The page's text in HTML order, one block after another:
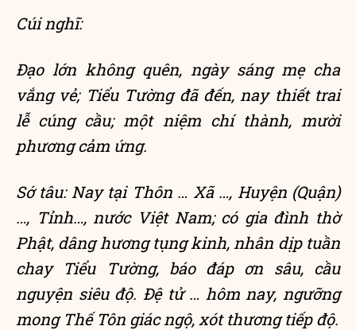
Cúi nghĩ:
Đạo lớn không quên, ngày sáng mẹ cha
vắng vẻ; Tiểu Tường đã đến, nay thiết trai
lễ cúng cầu; một niệm chí thành, mười
phương cảm ứng.
Sớ tâu: Nay tại Thôn … Xã …, Huyện (Quận)
…, Tỉnh…, nước Việt Nam; có gia đình thờ
Phật, dâng hương tụng kinh, nhân dịp tuần
chay Tiểu Tường, báo đáp ơn sâu, cầu
nguyện siêu độ. Đệ tử … hôm nay, ngưỡng
mong Thế Tôn giác ngộ, xót thương tiếp độ.